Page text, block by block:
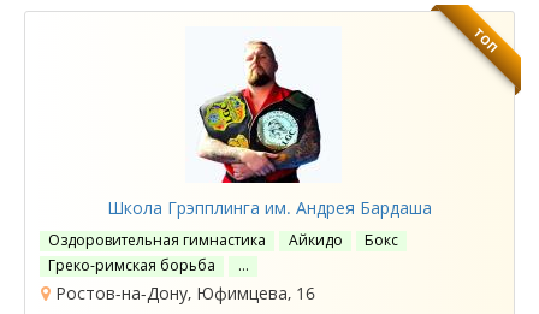
ТОП
Школа Грэпплинга им. Андрея Бардаша
Оздоровительная гимнастика Айкидо
Бокс
Греко-римская борьба
…
Ростов-на-Дону, Юфимцева, 16